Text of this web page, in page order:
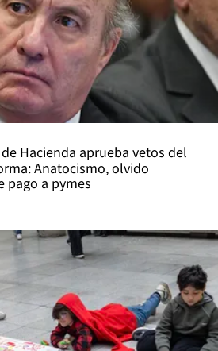
Hacienda aprueba vetos del
Anatocismo, olvido
pago a pymes